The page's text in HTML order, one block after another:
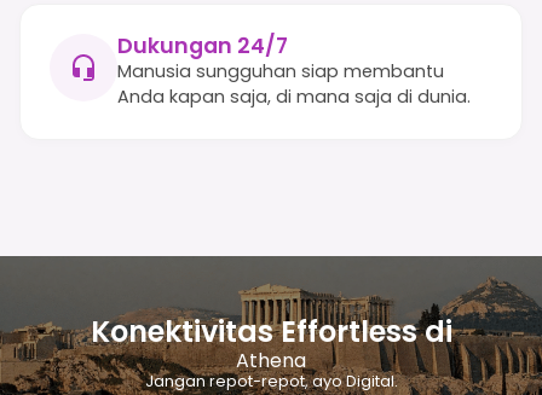
Dukungan 24/7
Manusia sungguhan siap membantu
Anda kapan saja, di mana saja di dunia.
Konektivitas Effortless di
Athena
Jangan repot-repot, ayo Digital.